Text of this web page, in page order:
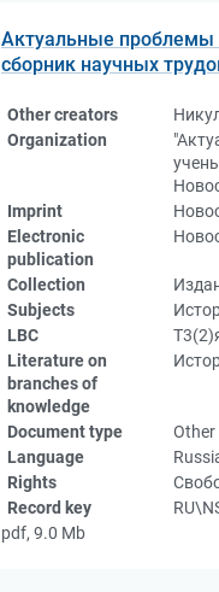
Актуальные проблемы
сборник научных
Other creators
Organization
Imprint
Electronic
publication
Collection
Subjects
LBC
Literature on
branches of
knowledge
Document type
Other
Language
Rights
Record key
pdf, 9.0 Mb